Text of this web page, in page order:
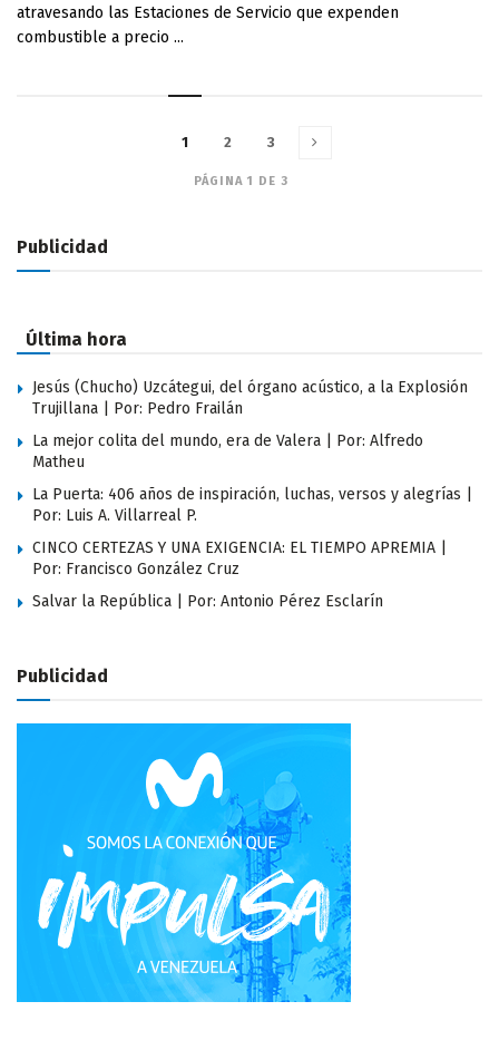
atravesando las Estaciones de Servicio que expenden
combustible a precio ...
PÁGINA 1 DE 3
1 2 3
Publicidad
Última hora
Jesús (Chucho) Uzcátegui, del órgano acústico, a la Explosión
Trujillana | Por: Pedro Frailán
La mejor colita del mundo, era de Valera | Por: Alfredo
Matheu
La Puerta: 406 años de inspiración, luchas, versos y alegrías |
Por: Luis A. Villarreal P.
CINCO CERTEZAS Y UNA EXIGENCIA: EL TIEMPO APREMIA |
Por: Francisco González Cruz
Salvar la República | Por: Antonio Pérez Esclarín
Publicidad